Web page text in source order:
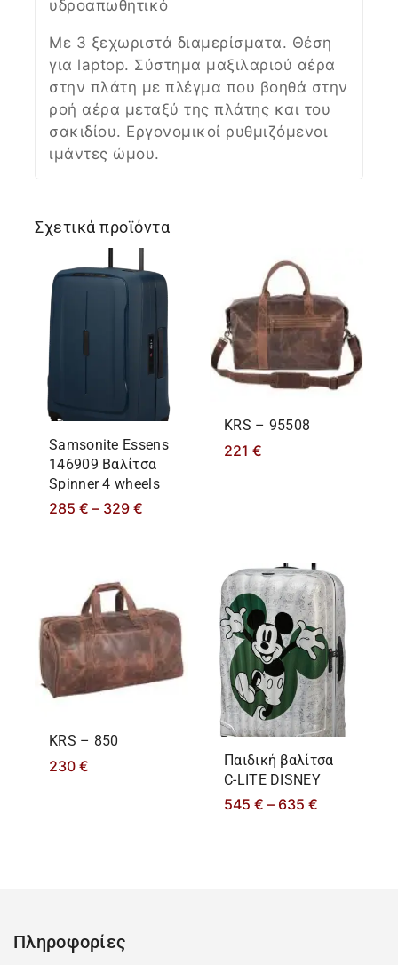
υδροαπωθητικό
Με 3 ξεχωριστά διαμερίσματα. Θέση
για laptop. Σύστημα μαξιλαριού αέρα
στην πλάτη με πλέγμα που βοηθά στην
ροή αέρα μεταξύ της πλάτης και του
σακιδίου. Εργονομικοί ρυθμιζόμενοι
ιμάντες ώμου.
Σχετικά προϊόντα
Samsonite Essens
146909 Βαλίτσα
Spinner 4 wheels
285 € – 329 €
KRS – 95508
221 €
KRS – 850
230 €
Παιδική βαλίτσα
C-LITE DISNEY
545 € – 635 €
Πληροφορίες